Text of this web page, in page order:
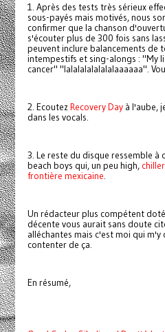
1. Après des tests très sérieux
sous-payés mais motivés, nous
confirmer que la chanson
s'écouter plus de 300 fois sans
peuvent inclure balancements de
intempestifs et sing-alongs : "My
cancer" "lalalalalalalalaaaaaa".
2. EcoutezRecovery Dayà l'aube,
dans les vocals.
3. Le reste du disque ressemble à
beach boys qui, un peu high,
frontière mexicaine.
Un rédacteur plus compétent
décente vous aurait sans doute
alléchantes mais c'est moi qui m'y
contenter de ça.
En résumé,